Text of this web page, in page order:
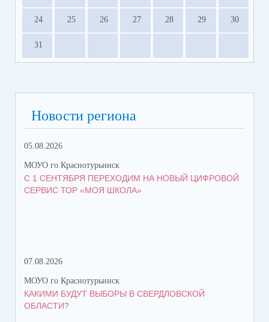
24 25 26 27 28 29 30
31
Новости региона
05.08.2026
МОУО го Краснотурьинск
С 1 СЕНТЯБРЯ ПЕРЕХОДИМ НА НОВЫЙ ЦИФРОВОЙ
СЕРВИС ТОР «МОЯ ШКОЛА»
07.08.2026
МОУО го Краснотурьинск
КАКИМИ БУДУТ ВЫБОРЫ В СВЕРДЛОВСКОЙ
ОБЛАСТИ?